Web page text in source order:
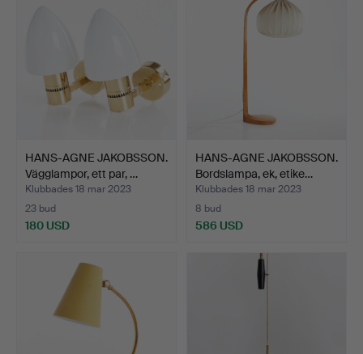
HANS-AGNE JAKOBSSON.
Vägglampor, ett par, …
Klubbades 18 mar 2023
23 bud
180 USD
HANS-AGNE JAKOBSSON.
Bordslampa, ek, etike…
Klubbades 18 mar 2023
8 bud
586 USD